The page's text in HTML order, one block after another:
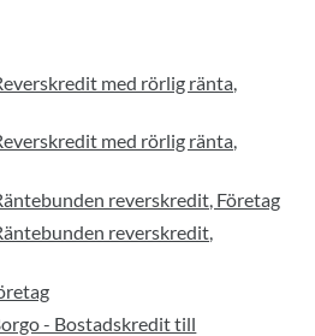
med rörlig ränta,
med rörlig ränta,
reverskredit, Företag
reverskredit,
- Bostadskredit till